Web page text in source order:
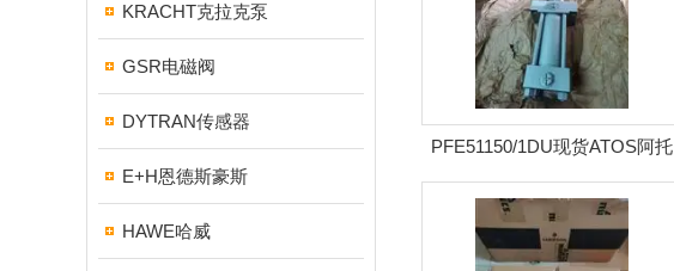
KRACHT克拉克泵
GSR电磁阀
DYTRAN传感器
E+H恩德斯豪斯
HAWE哈威
PFE51150/1DU现货ATOS阿托
斯叶片泵